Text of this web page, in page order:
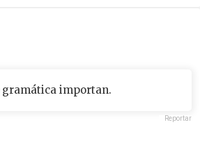
importan.
Reportar